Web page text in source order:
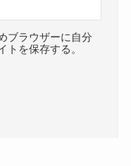
ブラウザーに自分
トを保存する。